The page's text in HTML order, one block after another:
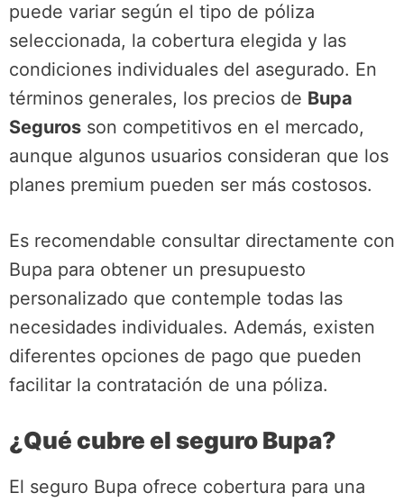
puede variar según el tipo de póliza
seleccionada, la cobertura elegida y las
condiciones individuales del asegurado. En
términos generales, los precios de Bupa
Seguros son competitivos en el mercado,
aunque algunos usuarios consideran que los
planes premium pueden ser más costosos.
Es recomendable consultar directamente con
Bupa para obtener un presupuesto
personalizado que contemple todas las
necesidades individuales. Además, existen
diferentes opciones de pago que pueden
facilitar la contratación de una póliza.
¿Qué cubre el seguro Bupa?
El seguro Bupa ofrece cobertura para una